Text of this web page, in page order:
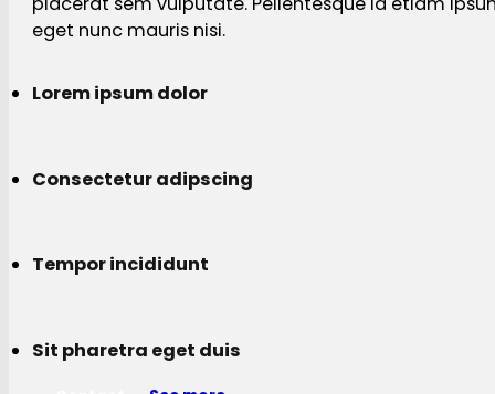
eget nunc mauris nisi.
Lorem ipsum dolor
Consectetur adipscing
Tempor incididunt
Sit pharetra eget duis